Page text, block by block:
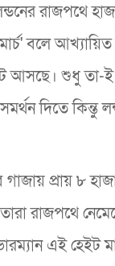
রাজপথে
বলে
আসছে। শুধু তা-
দিতে কিন্তু
প্রায় ৮ হাজার
রাজপথে
এই